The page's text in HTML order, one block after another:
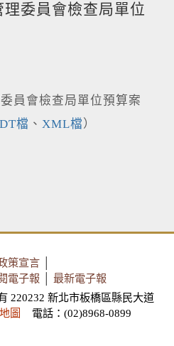
委員會檢查局單位
員會檢查局單位預算案
檔 、 XML檔）
策宣言
電子報
最新電子報
220232 新北市板橋區縣民大道
圖
電話：(02)8968-0899